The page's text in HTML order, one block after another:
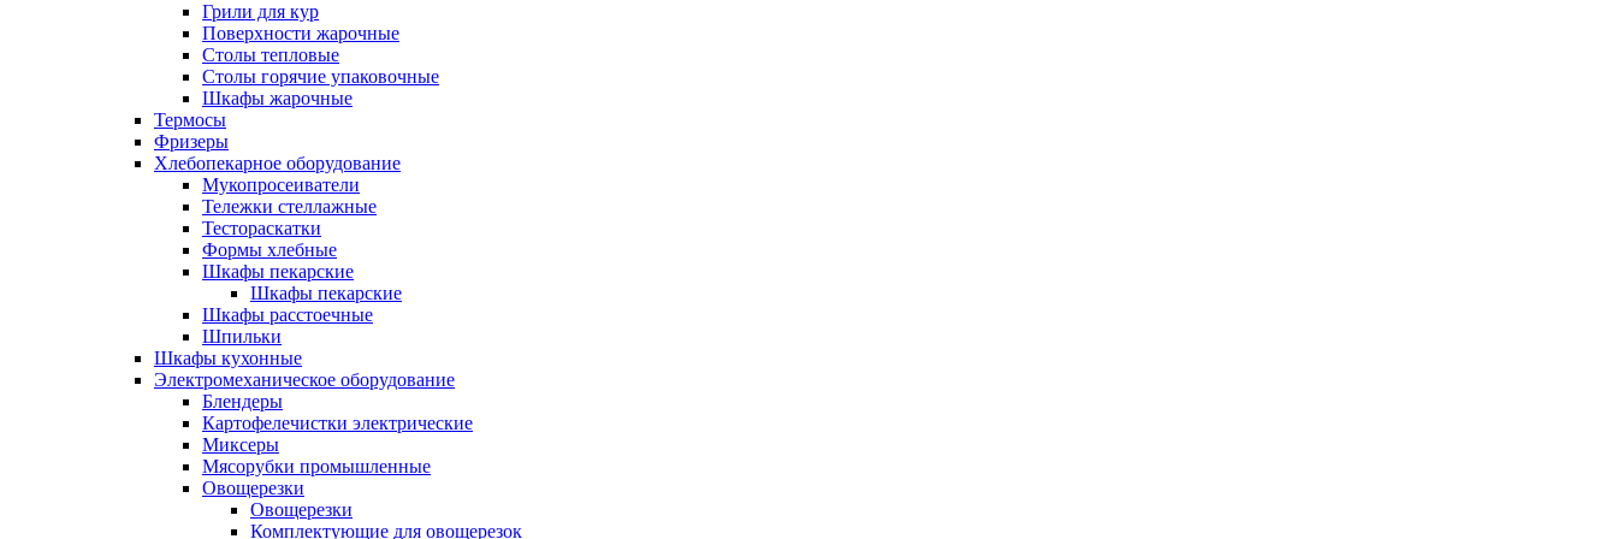
Грили для кур
Поверхности жарочные
Столы тепловые
Столы горячие упаковочные
Шкафы жарочные
Термосы
Фризеры
Хлебопекарное оборудование
Мукопросеиватели
Тележки стеллажные
Тестораскатки
Формы хлебные
Шкафы пекарские
Шкафы пекарские
Шкафы расстоечные
Шпильки
Шкафы кухонные
Электромеханическое оборудование
Блендеры
Картофелечистки электрические
Миксеры
Мясорубки промышленные
Овощерезки
Овощерезки
Комплектующие для овощерезок